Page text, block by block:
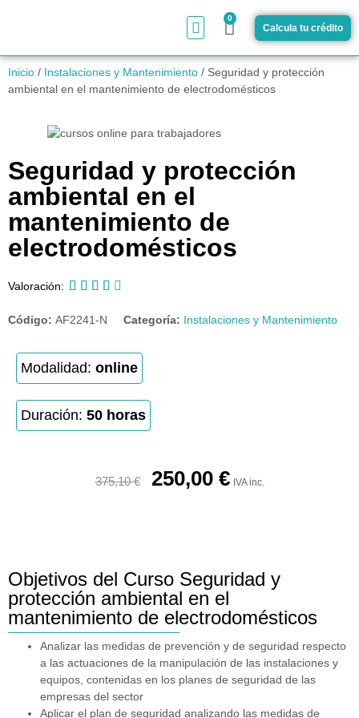
0
Calcula tu crédito
Inicio / Instalaciones y Mantenimiento / Seguridad y protección
ambiental en el mantenimiento de electrodomésticos
Seguridad y protección
ambiental en el
mantenimiento de
electrodomésticos
Valoración:     
Código: AF2241-N Categoría: Instalaciones y Mantenimiento
Modalidad: online
Duración: 50 horas
375,10€ 250,00 € IVA inc.
Objetivos del Curso Seguridad y
protección ambiental en el
mantenimiento de electrodomésticos
Analizar las medidas de prevención y de seguridad respecto
a las actuaciones de la manipulación de las instalaciones y
equipos, contenidas en los planes de seguridad de las
empresas del sector
Aplicar el plan de seguridad analizando las medidas de